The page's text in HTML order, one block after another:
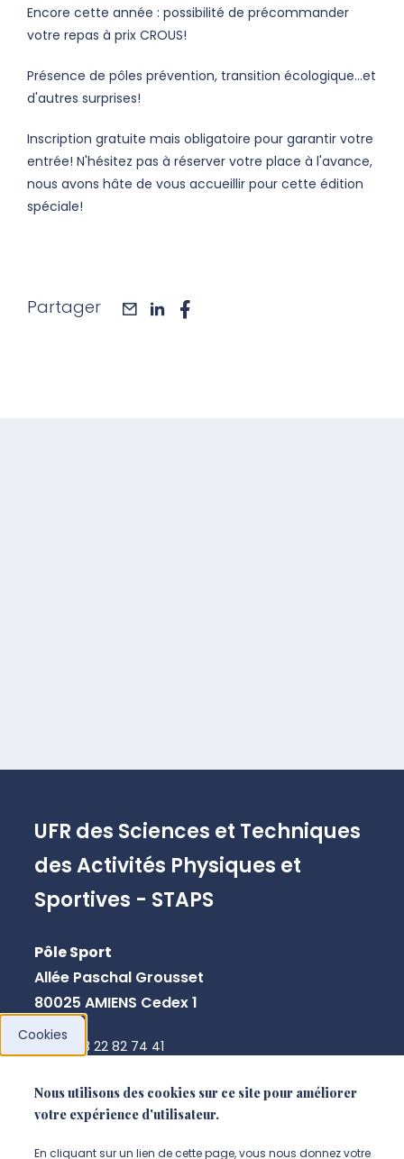
Encore cette année : possibilité de précommander
votre repas à prix CROUS!
Présence de pôles prévention, transition écologique...et
d'autres surprises!
Inscription gratuite mais obligatoire pour garantir votre
entrée! N'hésitez pas à réserver votre place à l'avance,
nous avons hâte de vous accueillir pour cette édition
spéciale!
Partager maillinkedin
UFR des Sciences et Techniques
des Activités Physiques et
Sportives - STAPS
Pôle Sport
Allée Paschal Grousset
80025 AMIENS Cedex 1
+ 33 3 22 82 74 41
NOUS CONTACTER
Cookies
Nous utilisons des cookies sur ce site pour améliorer
votre expérience d'utilisateur.
En cliquant sur un lien de cette page, vous nous donnez votre